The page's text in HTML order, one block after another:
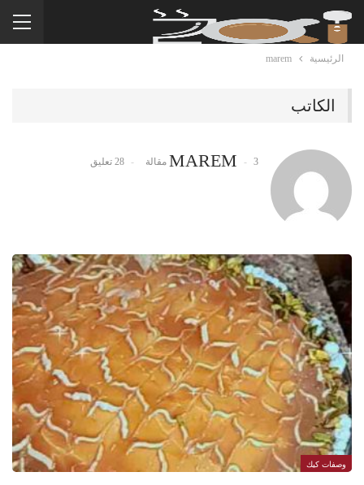
الرئيسية marem
الكاتب
MAREM 3 مقالة 28 تعليق
وصفات كيك